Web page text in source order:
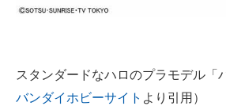
スタンダードなハロのプラモデル「
バンダイホビーサイト より引用）